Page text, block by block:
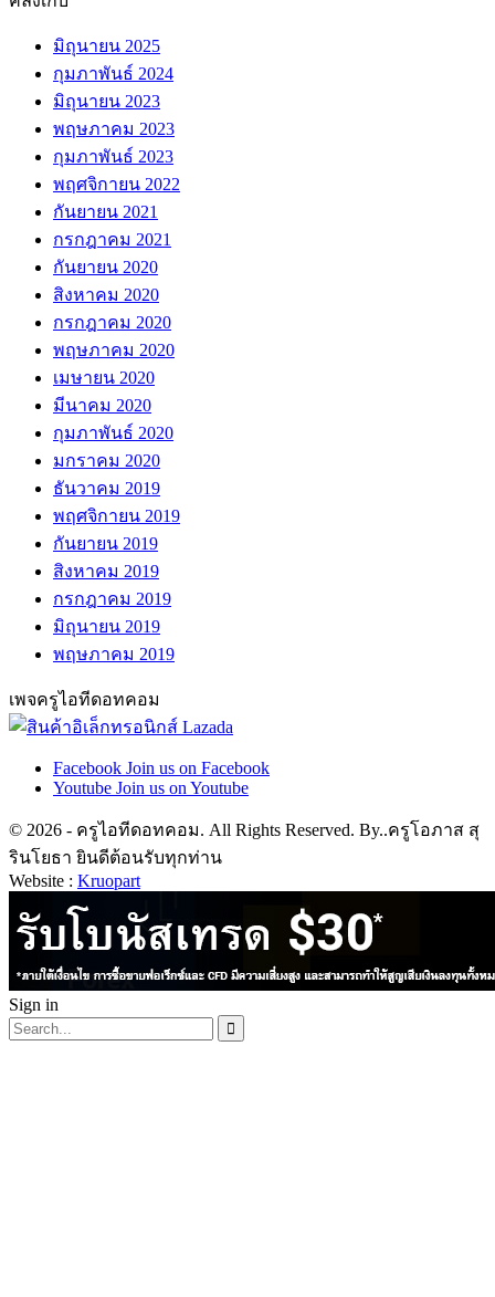
มิถุนายน 2025
กุมภาพันธ์ 2024
มิถุนายน 2023
พฤษภาคม 2023
กุมภาพันธ์ 2023
พฤศจิกายน 2022
กันยายน 2021
กรกฎาคม 2021
กันยายน 2020
สิงหาคม 2020
กรกฎาคม 2020
พฤษภาคม 2020
เมษายน 2020
มีนาคม 2020
กุมภาพันธ์ 2020
มกราคม 2020
ธันวาคม 2019
พฤศจิกายน 2019
กันยายน 2019
สิงหาคม 2019
กรกฎาคม 2019
มิถุนายน 2019
พฤษภาคม 2019
เพจครูไอทีดอทคอม
Facebook Join us on Facebook
Youtube Join us on Youtube
© 2026 - ครูไอทีดอทคอม. All Rights Reserved. By..ครูโอภาส สุ
รินโยธา ยินดีต้อนรับทุกท่าน
Website : Kruopart
Sign in